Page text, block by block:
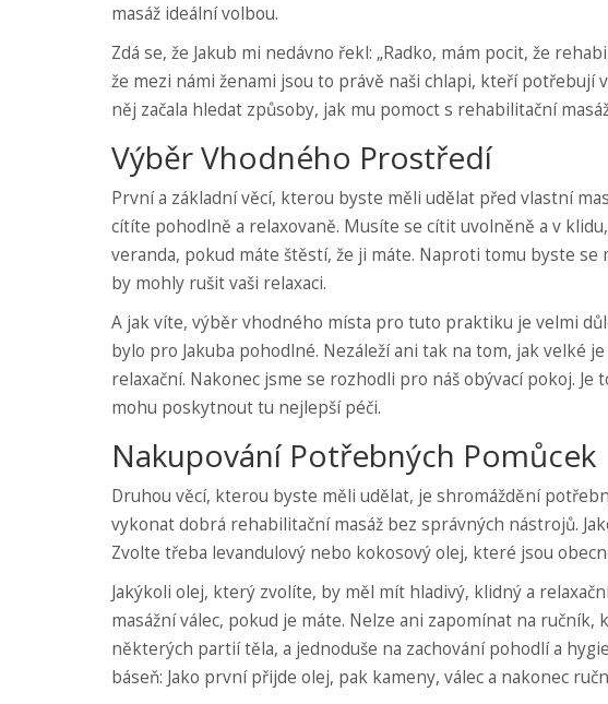
masáž ideální volbou.
Zdá se, že Jakub mi nedávno řekl: „Radko, mám pocit, že
že mezi námi ženami jsou to právě naši chlapi, kteří potřebují
něj začala hledat způsoby, jak mu pomoct s rehabilitační
Výběr Vhodného Prostředí
První a základní věcí, kterou byste měli udělat před vlastní
cítíte pohodlně a relaxovaně. Musíte se cítit uvolněně a v
veranda, pokud máte štěstí, že ji máte. Naproti tomu byste
by mohly rušit vaši relaxaci.
A jak víte, výběr vhodného místa pro tuto praktiku je velmi
bylo pro Jakuba pohodlné. Nezáleží ani tak na tom, jak velké
relaxační. Nakonec jsme se rozhodli pro náš obývací pokoj. Je
mohu poskytnout tu nejlepší péči.
Nakupování Potřebných Pomůcek
Druhou věcí, kterou byste měli udělat, je shromáždění
vykonat dobrá rehabilitační masáž bez správných nástrojů.
Zvolte třeba levandulový nebo kokosový olej, které jsou
Jakýkoli olej, který zvolíte, by měl mít hladivý, klidný a
masážní válec, pokud je máte. Nelze ani zapomínat na
některých partií těla, a jednoduše na zachování pohodlí a
báseň: Jako první přijde olej, pak kameny, válec a nakonec